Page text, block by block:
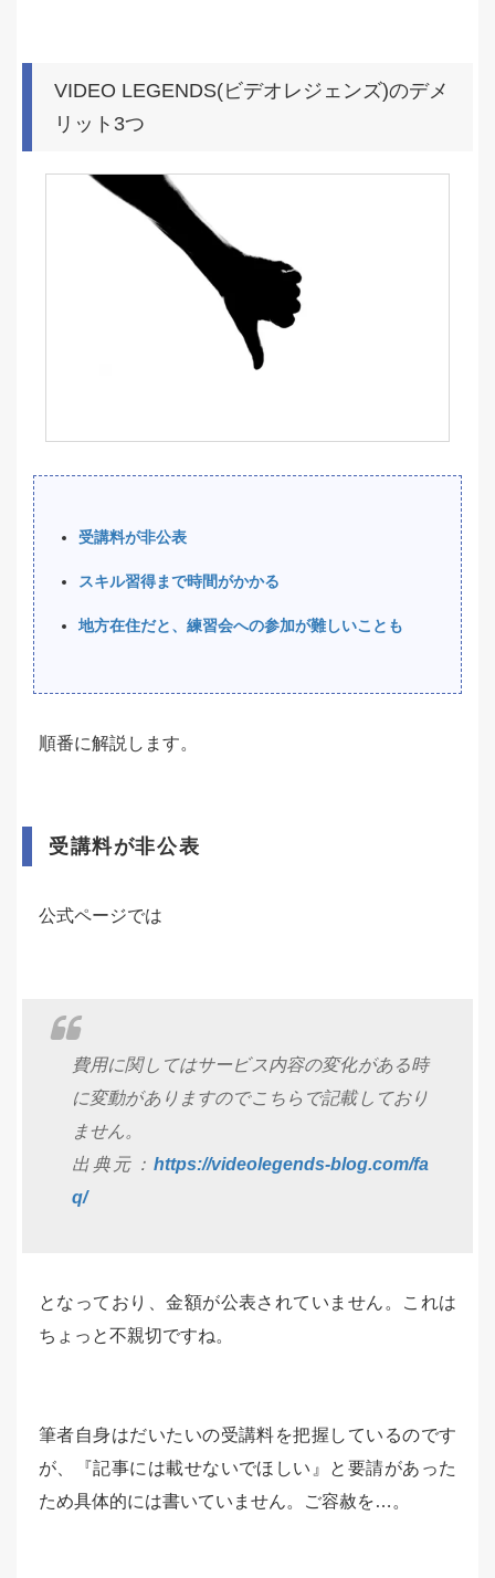
VIDEO LEGENDS(ビデオレジェンズ)のデメ
リット3つ
受講料が非公表
スキル習得まで時間がかかる
地方在住だと、練習会への参加が難しいことも
順番に解説します。
受講料が非公表
公式ページでは
費用に関してはサービス内容の変化がある時
に変動がありますのでこちらで記載しており
ません。
出典元： https://videolegends-blog.com/fa
q/
となっており、金額が公表されていません。これは
ちょっと不親切ですね。
筆者自身はだいたいの受講料を把握しているのです
が、『記事には載せないでほしい』と要請があった
ため具体的には書いていません。ご容赦を…。